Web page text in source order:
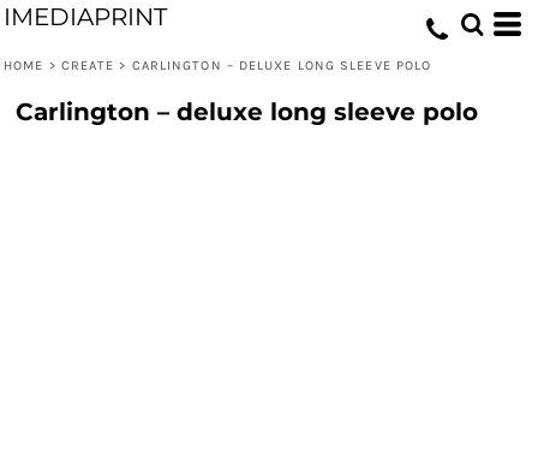
IMEDIAPRINT
HOME > CREATE > CARLINGTON – DELUXE LONG SLEEVE POLO
Carlington – deluxe long sleeve polo